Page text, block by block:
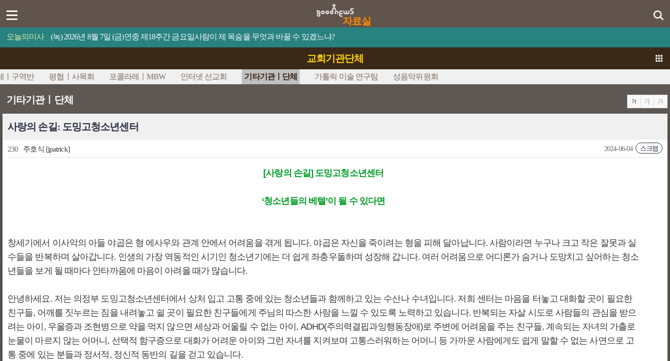
자료실
오늘의미사 (녹) 2026년 8월 7일 (금)연중 제18주간 금요일사람이 제 목숨을 무엇과 바꿀 수 있겠느냐?
교회기관단체
ㅣ구역반 평협ㅣ사목회 포콜라레ㅣMBW 인터넷 선교회 기타기관ㅣ단체 가톨릭 미술 연구팀 성음악위원회
기타기관ㅣ단체
사랑의 손길: 도밍고청소년센터
230 주호식 [jpatrick] 스크랩
2024-06-04
[사랑의 손길] 도밍고청소년센터
‘청소년들의 베텔’이 될 수 있다면
창세기에서 이사악의 아들 야곱은 형 에사우와 관계 안에서 어려움을 겪게 됩니다. 야곱은 자신을 죽이려는 형을 피해 달아납니다. 사람이라면 누구나 크고 작은 잘못과 실
수들을 반복하며 살아갑니다. 인생의 가장 역동적인 시기인 청소년기에는 더 쉽게 좌충우돌하며 성장해 갑니다. 여러 어려움으로 어디론가 숨거나 도망치고 싶어하는 청소
년들을 보게 될 때마다 안타까움에 마음이 아려올 때가 많습니다.
안녕하세요. 저는 의정부 도밍고청소년센터에서 상처 입고 고통 중에 있는 청소년들과 함께하고 있는 수산나 수녀입니다. 저희 센터는 마음을 터놓고 대화할 곳이 필요한
친구들, 어깨를 짓누르는 짐을 내려놓고 쉴 곳이 필요한 친구들에게 주님의 따스한 사랑을 느낄 수 있도록 노력하고 있습니다. 반복되는 자살 시도로 사람들의 관심을 받으
려는 아이, 우울증과 조현병으로 약을 먹지 않으면 세상과 어울릴 수 없는 아이, ADHD(주의력결핍과잉행동장애)로 주변에 어려움을 주는 친구들, 계속되는 자녀의 가출로
눈물이 마르지 않는 어머니, 선택적 함구증으로 대화가 어려운 아이와 그런 자녀를 지켜보며 고통스러워하는 어머니 등 가까운 사람에게도 쉽게 말할 수 없는 사연으로 고
통 중에 있는 분들과 정서적, 정신적 동반의 길을 걷고 있습니다.